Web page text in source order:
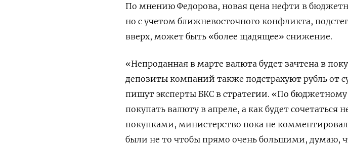
По мнению Федорова, новая цена нефти в
но с учетом ближневосточного конфликта,
вверх, может быть «более щадящее» снижение.
«Непроданная в марте валюта будет зачтена ‌в
депозиты компаний также подстрахуют рубль от
пишут эксперты БКС в стратегии. «По
покупать валюту в ​апреле, а как будет сочетаться
покупками, министерство пока не
были не то ‌чтобы прямо очень большими, думаю,